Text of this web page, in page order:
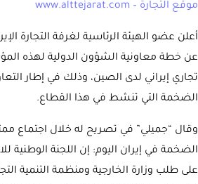
موقع التجارة – www.alttejarat.com
أعلن عضو الهيئة الرئاسية لغرفة التجارة
عن خطة معاونية الشؤون الدولية لهذه
تجاري إيراني لدى الصين، وذلك في إطار
الضخمة التي تنشط في هذا القطاع.
وقال “جميلي” في تصريح له خلال اجتماع
الضخمة في إيران اليوم: إن اللجنة الوطنية
على طلب وزارة الخارجية ومنظمة التنمية